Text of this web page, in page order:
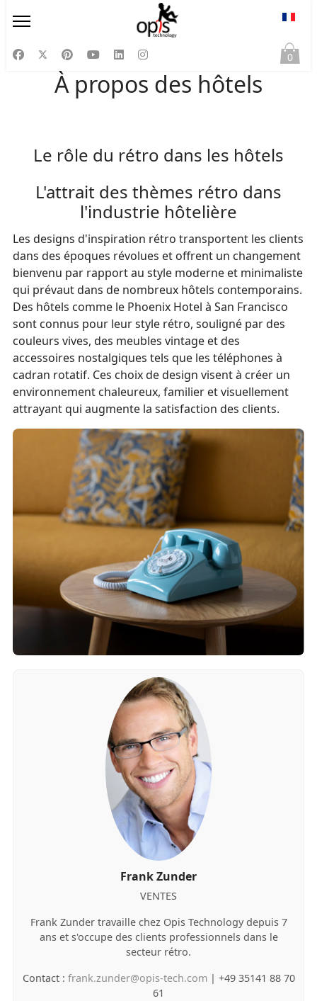
0
À propos des hôtels
Le rôle du rétro dans les hôtels
L'attrait des thèmes rétro dans
l'industrie hôtelière
Les designs d'inspiration rétro transportent les clients
dans des époques révolues et offrent un changement
bienvenu par rapport au style moderne et minimaliste
qui prévaut dans de nombreux hôtels contemporains.
Des hôtels comme le Phoenix Hotel à San Francisco
sont connus pour leur style rétro, souligné par des
couleurs vives, des meubles vintage et des
accessoires nostalgiques tels que les téléphones à
cadran rotatif. Ces choix de design visent à créer un
environnement chaleureux, familier et visuellement
attrayant qui augmente la satisfaction des clients.
Frank Zunder
VENTES
Frank Zunder travaille chez Opis Technology depuis 7
ans et s'occupe des clients professionnels dans le
secteur rétro.
Contact : frank.zunder@opis-tech.com| +49 35141 88 70
61